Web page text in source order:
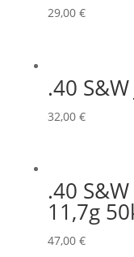
29,00 €
.40
32,00 €
.40 S&W
11,7g
47,00 €